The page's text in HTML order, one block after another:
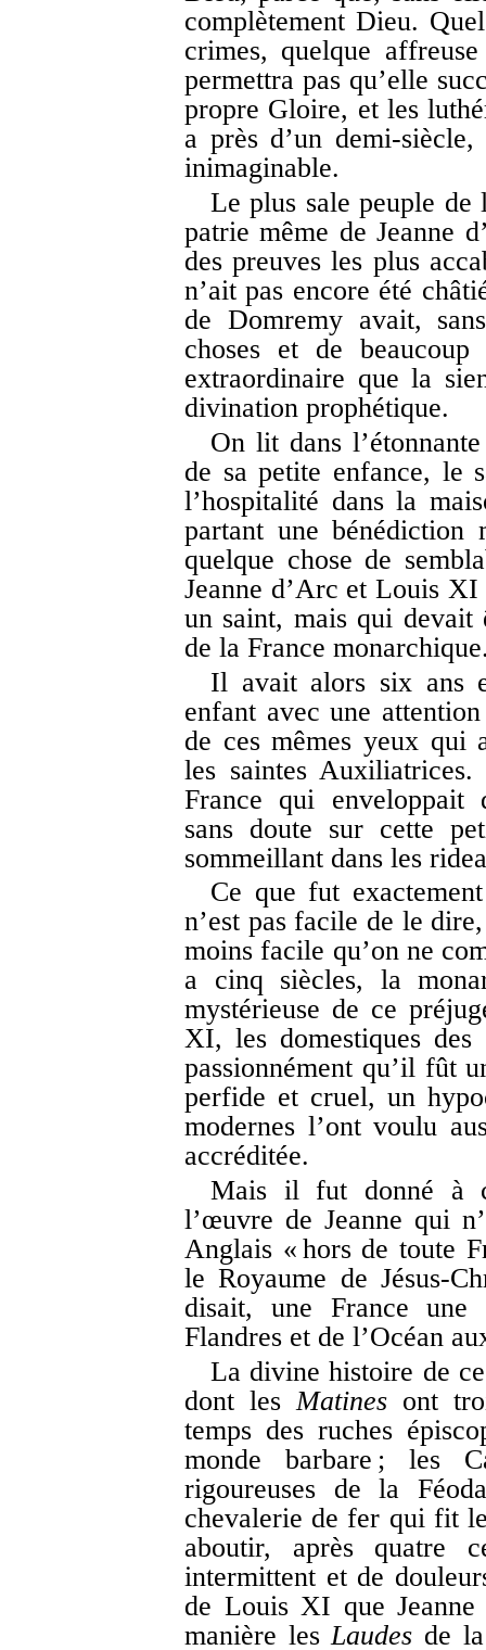
complètement Dieu.
crimes, quelque
permettra pas qu’elle
propre Gloire, et les
a près d’un demi-
inimaginable.
Le plus sale peuple
patrie même de Jeanne
des preuves les plus
n’ait pas encore été
de Domremy avait,
choses et de
extraordinaire que la
divination prophétique.
On lit dans
de sa petite enfance, le
l’hospitalité dans la
partant une bénédiction
quelque chose de
Jeanne d’Arc et Louis XI
un saint, mais qui devait
de la France
Il avait alors six ans
enfant avec une
de ces mêmes yeux qui
les saintes
France qui enveloppait
sans doute sur cette
sommeillant dans les
Ce que fut
n’est pas facile de le
moins facile qu’on ne
a cinq siècles, la
mystérieuse de ce
XI, les domestiques
passionnément qu’il fût
perfide et cruel, un
modernes l’ont voulu
accréditée.
Mais il fut donné à
l’œuvre de Jeanne qui
Anglais « hors de toute
le Royaume de Jésus-
disait, une France une
Flandres et de l’Océan
La divine histoire de
dont lesMatines ont
temps des ruches
monde barbare ; les
rigoureuses de la
chevalerie de fer qui fit
aboutir, après quatre
intermittent et de
de Louis XI que
manière lesLaudes de